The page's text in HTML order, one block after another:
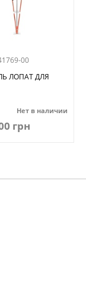
00
ЛОПАТ ДЛЯ
Нет в наличии
грн